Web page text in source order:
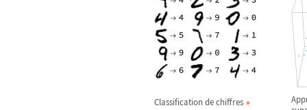
Classification de chiffres